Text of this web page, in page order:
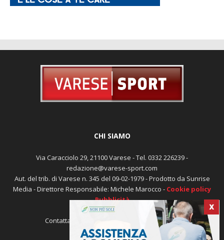
X
CHI SIAMO
Via Caracciolo 29, 21100 Varese - Tel. 0332 226239 -
redazione@varese-sport.com
Aut. del trib. di Varese n. 345 del 09-02-1979 - Prodotto da Sunrise
Media - Direttore Responsabile: Michele Marocco - Cookie policy
Pubblicità
Contattaci: redazione@varese-sport.com